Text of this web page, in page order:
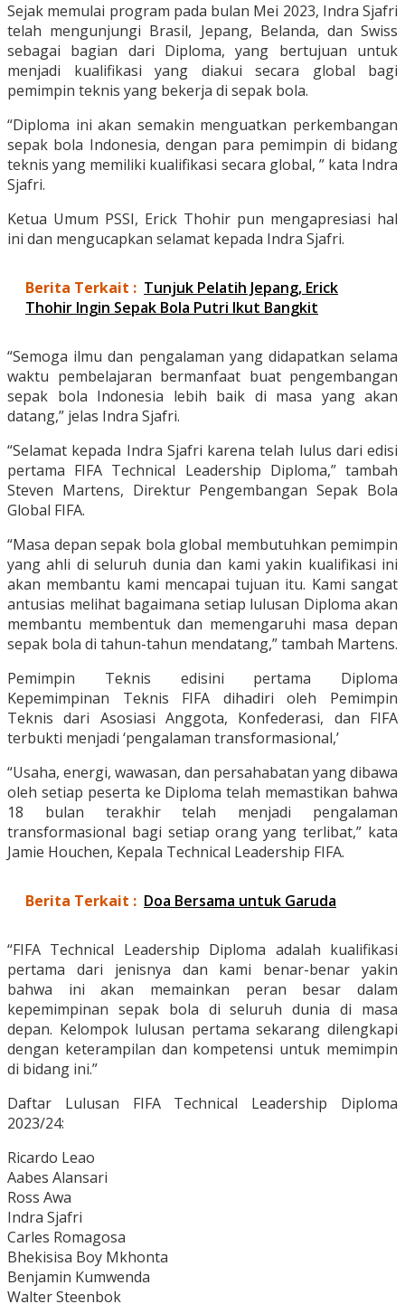
Sejak memulai program pada bulan Mei 2023, Indra Sjafri
telah mengunjungi Brasil, Jepang, Belanda, dan Swiss
sebagai bagian dari Diploma, yang bertujuan untuk
menjadi kualifikasi yang diakui secara global bagi
pemimpin teknis yang bekerja di sepak bola.
“Diploma ini akan semakin menguatkan perkembangan
sepak bola Indonesia, dengan para pemimpin di bidang
teknis yang memiliki kualifikasi secara global, ” kata Indra
Sjafri.
Ketua Umum PSSI, Erick Thohir pun mengapresiasi hal
ini dan mengucapkan selamat kepada Indra Sjafri.
Berita Terkait : Tunjuk Pelatih Jepang, Erick
Thohir Ingin Sepak Bola Putri Ikut Bangkit
“Semoga ilmu dan pengalaman yang didapatkan selama
waktu pembelajaran bermanfaat buat pengembangan
sepak bola Indonesia lebih baik di masa yang akan
datang,” jelas Indra Sjafri.
“Selamat kepada Indra Sjafri karena telah lulus dari edisi
pertama FIFA Technical Leadership Diploma,” tambah
Steven Martens, Direktur Pengembangan Sepak Bola
Global FIFA.
“Masa depan sepak bola global membutuhkan pemimpin
yang ahli di seluruh dunia dan kami yakin kualifikasi ini
akan membantu kami mencapai tujuan itu. Kami sangat
antusias melihat bagaimana setiap lulusan Diploma akan
membantu membentuk dan memengaruhi masa depan
sepak bola di tahun-tahun mendatang,” tambah Martens.
Pemimpin Teknis edisini pertama Diploma
Kepemimpinan Teknis FIFA dihadiri oleh Pemimpin
Teknis dari Asosiasi Anggota, Konfederasi, dan FIFA
terbukti menjadi ‘pengalaman transformasional,’
“Usaha, energi, wawasan, dan persahabatan yang dibawa
oleh setiap peserta ke Diploma telah memastikan bahwa
18 bulan terakhir telah menjadi pengalaman
transformasional bagi setiap orang yang terlibat,” kata
Jamie Houchen, Kepala Technical Leadership FIFA.
Berita Terkait : Doa Bersama untuk Garuda
“FIFA Technical Leadership Diploma adalah kualifikasi
pertama dari jenisnya dan kami benar-benar yakin
bahwa ini akan memainkan peran besar dalam
kepemimpinan sepak bola di seluruh dunia di masa
depan. Kelompok lulusan pertama sekarang dilengkapi
dengan keterampilan dan kompetensi untuk memimpin
di bidang ini.”
Daftar Lulusan FIFA Technical Leadership Diploma
2023/24:
Ricardo Leao
Aabes Alansari
Ross Awa
Indra Sjafri
Carles Romagosa
Bhekisisa Boy Mkhonta
Benjamin Kumwenda
Walter Steenbok